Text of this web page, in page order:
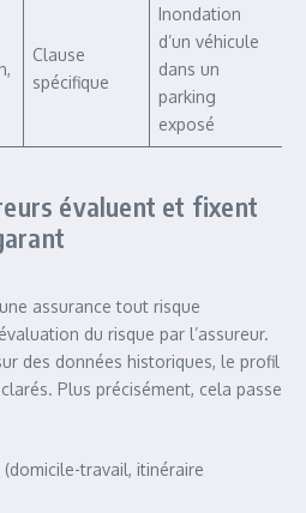
Clause
spécifique
Inondation
d’un véhicule
dans un
parking
exposé
évaluent et fixent
assurance tout risque
du risque par l’assureur.
des données historiques, le profil
Plus précisément, cela passe
travail, itinéraire